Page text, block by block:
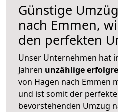
Günstige
nach Emmen,
den perfekten
Unser Unternehmen hat
Jahren unzählige
von Hagen nach Emmen
und ist somit der
bevorstehenden Umzug